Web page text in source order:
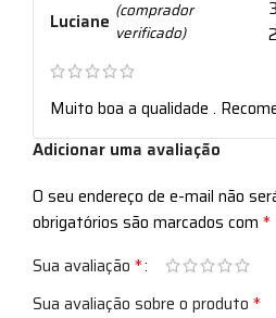
Luciane (comprador
verificado)
Muito boa a qualidade .
Adicionar uma avaliação
O seu endereço de e-mail não
obrigatórios são marcados com *
Sua avaliação *
Sua avaliação sobre o produto *